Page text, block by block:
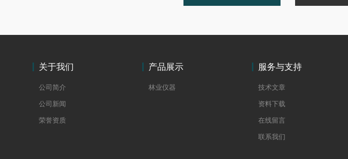
关于我们
公司简介
公司新闻
荣誉资质
产品展示
林业仪器
服务与支持
技术文章
资料下载
在线留言
联系我们